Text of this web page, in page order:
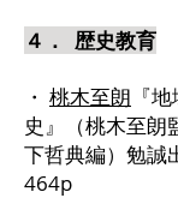
４． 歴史教育
・ 桃木至朗 『
史』（桃木至朗
下哲典編）勉誠
464p